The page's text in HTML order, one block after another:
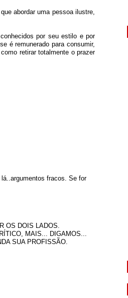
abordar uma pessoa ilustre,
por seu estilo e por
é remunerado para consumir,
retirar totalmente o prazer
fracos. Se for
OS DOIS LADOS.
MAIS... DIGAMOS...
SUA PROFISSÃO.